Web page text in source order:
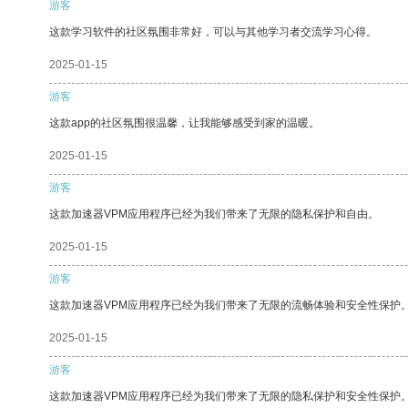
游客
这款学习软件的社区氛围非常好，可以与其他学习者交流学习心得。
2025-01-15
游客
这款app的社区氛围很温馨，让我能够感受到家的温暖。
2025-01-15
游客
这款加速器VPM应用程序已经为我们带来了无限的隐私保护和自由。
2025-01-15
游客
这款加速器VPM应用程序已经为我们带来了无限的流畅体验和安全性保护
2025-01-15
游客
这款加速器VPM应用程序已经为我们带来了无限的隐私保护和安全性保护